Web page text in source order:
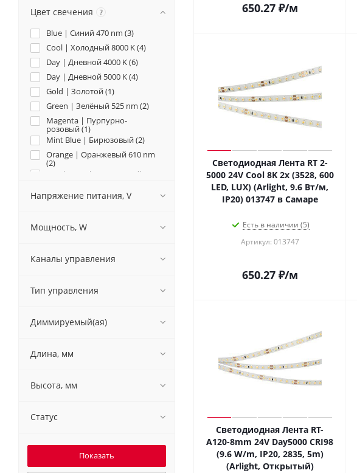
650.27₽/м
Светодиодная Лента RT 2-
5000 24V Cool 8K 2x (3528, 600
LED, LUX) (Arlight, 9.6 Вт/м,
IP20) 013747 в Самаре
Есть в наличии (5)
Артикул: 013747
650.27₽/м
Светодиодная Лента RT-
A120-8mm 24V Day5000 CRI98
(9.6 W/m, IP20, 2835, 5m)
(Arlight, Открытый)
Цвет свечения ?
Blue | Синий 470 nm (3)
Cool | Холодный 8000 K (4)
Day | Дневной 4000 K (6)
Day | Дневной 5000 K (4)
Gold | Золотой (1)
Green | Зелёный 525 nm (2)
Magenta | Пурпурно-
розовый (1)
Mint Blue | Бирюзовый (2)
Orange | Оранжевый 610 nm
(2)
Peach Fuzz | Персиковый (
Red | Красный 625 nm (
Violet | Фиолетовый (
Warm | Тёплый 2400 K (
Warm | Тёплый 3000 K (
White | Белый 6000 K (
Напряжение питания, V
Мощность, W
Каналы управления
Тип управления
Диммируемый(ая)
Длина, мм
Высота, мм
Статус